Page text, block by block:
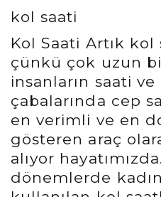
kol saati
Kol Saati Artık
çünkü çok uzun
insanların saati
çabalarında cep
en verimli ve en
gösteren araç
alıyor
dönemlerde